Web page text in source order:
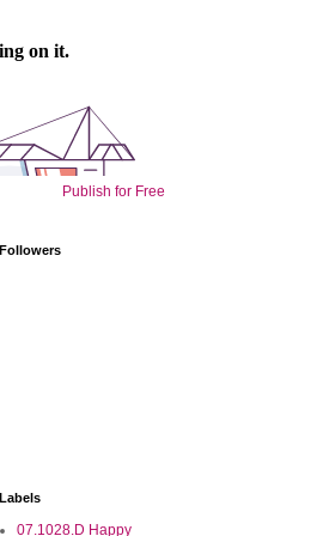
Publish for Free
Followers
Labels
07.1028.D Happy